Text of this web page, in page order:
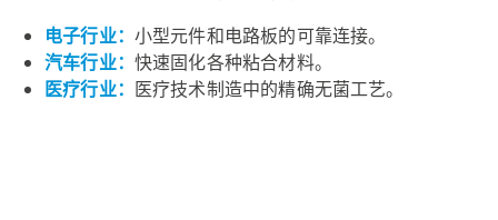
电子行业： 小型元件和电路板的可靠连接。
汽车行业： 快速固化各种粘合材料。
医疗行业： 医疗技术制造中的精确无菌工艺。